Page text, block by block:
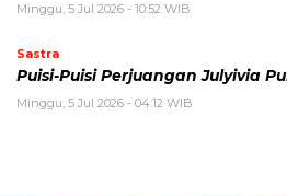
Minggu, 5 Jul 2026 - 10:52 WIB
Sastra
Puisi-Puisi Perjuangan Julyivia
Minggu, 5 Jul 2026 - 04:12 WIB